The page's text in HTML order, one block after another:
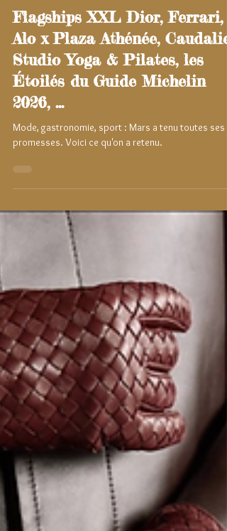
SABINE TEMIN
2 avr.
4 min de lecture
Flagships XXL Dior, Ferrari,
Alo x Plaza Athénée, Caudalie
Studio Yoga & Pilates, les
Étoilés du Guide Michelin
2026, ...
promesses. Voici ce qu'on a retenu.